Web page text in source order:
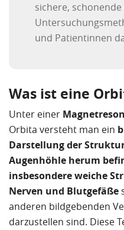
sichere,
und Patientinnen
Was ist eine
Unter einer
Orbita versteht man ein
Darstellung der
Augenhöhle herum
insbesondere weiche
Nerven und Blutgefäße
anderen bildgebenden
darzustellen sind. Diese